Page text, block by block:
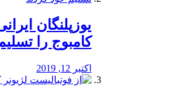
یوزپلنگان
کامبوج را
اکتبر 12, 2019